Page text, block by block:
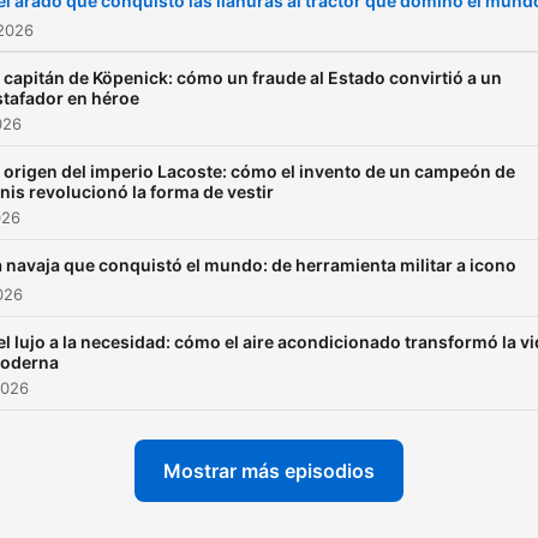
capitán de Köpenick: cómo un fraude al Estado convirtió a un
en héroe
origen del imperio Lacoste: cómo el invento de un campeón de
revolucionó la forma de vestir
navaja que conquistó el mundo: de herramienta militar a icono
lujo a la necesidad: cómo el aire acondicionado transformó la
Mostrar más episodios